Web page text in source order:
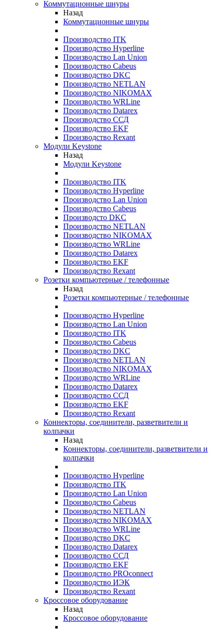
Коммутационные шнуры
Назад
Коммутационные шнуры
Производство ITK
Производство Hyperline
Производство Lan Union
Производство Cabeus
Производство DKC
Производство NETLAN
Производство NIKOMAX
Производство WRLine
Производство Datarex
Производство ССД
Производство EKF
Производство Rexant
Модули Keystone
Назад
Модули Keystone
Производство ITK
Производство Hyperline
Производство Lan Union
Производство Cabeus
Производсто DKC
Производство NETLAN
Производство NIKOMAX
Производство WRLine
Производство Datarex
Производство EKF
Производство Rexant
Розетки компьютерные / телефонные
Назад
Розетки компьютерные / телефонные
Производство Hyperline
Производство Lan Union
Производство ITK
Производство Cabeus
Производство DKC
Производство NETLAN
Производство NIKOMAX
Производство WRLine
Производство Datarex
Производство ССД
Производство EKF
Производство Rexant
Коннекторы, соединители, разветвители и
колпачки
Назад
Коннекторы, соединители, разветвители и
колпачки
Производство Hyperline
Производство ITK
Производство Lan Union
Производство Cabeus
Производство NETLAN
Производство NIKOMAX
Производство WRLine
Производство DKC
Производство Datarex
Производство ССД
Производство EKF
Производство PROconnect
Производство ИЭК
Производство Rexant
Кроссовое оборудование
Назад
Кроссовое оборудование